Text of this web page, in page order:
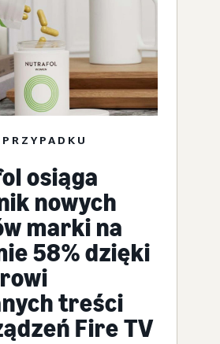
osiąga
nowych
marki na
58% dzięki
treści
Fire TV